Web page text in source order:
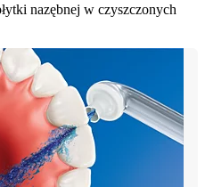
nazębnej w czyszczonych